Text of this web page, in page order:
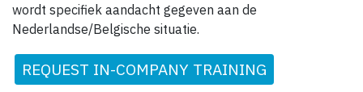
wordt specifiek aandacht gegeven aan de
Nederlandse/Belgische situatie.
REQUEST IN-COMPANY TRAINING